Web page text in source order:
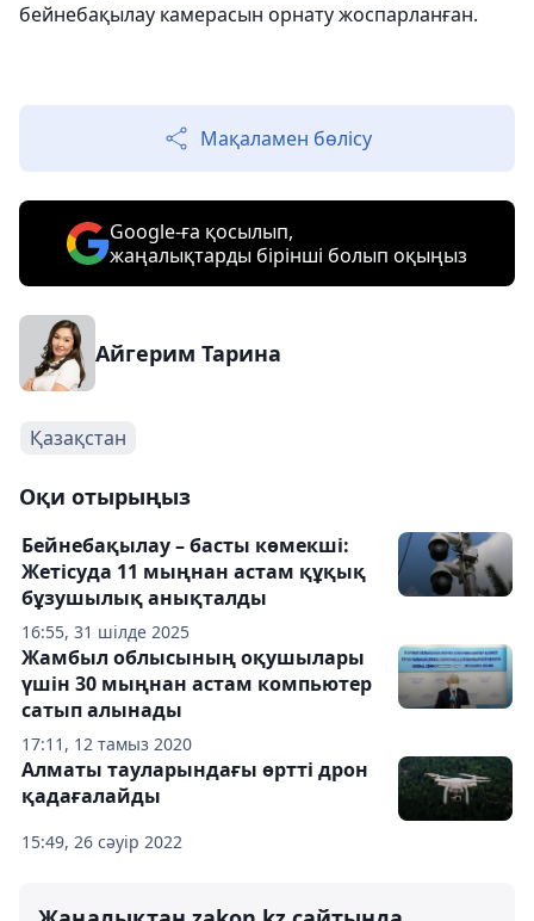
бейнебақылау камерасын орнату жоспарланған.
Мақаламен бөлісу
Google-ға қосылып,
жаңалықтарды бірінші болып оқыңыз
Айгерим Тарина
Қазақстан
Оқи отырыңыз
16:55, 31 шілде 2025
Бейнебақылау – басты көмекші:
Жетісуда 11 мыңнан астам құқық
бұзушылық анықталды
17:11, 12 тамыз 2020
Жамбыл облысының оқушылары
үшін 30 мыңнан астам компьютер
сатып алынады
15:49, 26 сәуір 2022
Алматы тауларындағы өртті дрон
қадағалайды